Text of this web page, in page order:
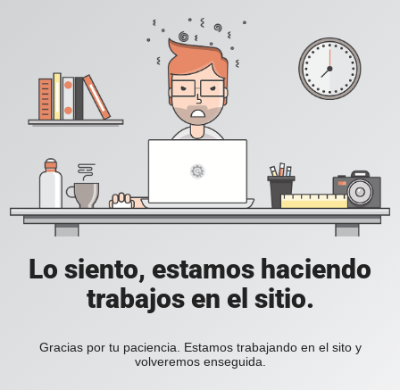
Lo siento, estamos haciendo
trabajos en el sitio.
Gracias por tu paciencia. Estamos trabajando en el sito y
volveremos enseguida.